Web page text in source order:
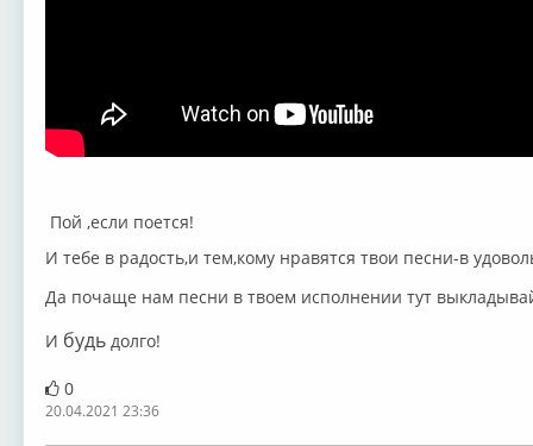
Пой ,если поется!
И тебе в радость,и тем,кому нравятся твои песни-в
Да почаще нам песни в твоем исполнении тут
И будьдолго!
0
20.04.2021 23:36